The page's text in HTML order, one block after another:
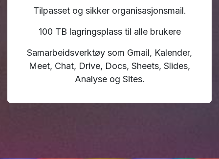
Tilpasset og sikker organisasjonsmail.
100 TB lagringsplass til alle brukere
Samarbeidsverktøy som Gmail, Kalender,
Meet, Chat, Drive, Docs, Sheets, Slides,
Analyse og Sites.